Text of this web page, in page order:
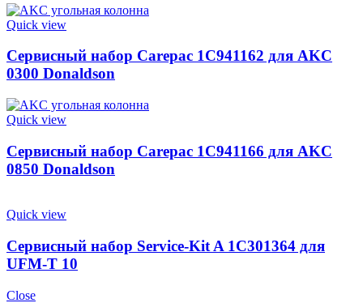
Quick view
Сервисный набор Carepac 1C941162 для AKC
0300 Donaldson
Quick view
Сервисный набор Carepac 1C941166 для AKC
0850 Donaldson
Quick view
Сервисный набор Service-Kit A 1C301364 для
UFM-T 10
Close